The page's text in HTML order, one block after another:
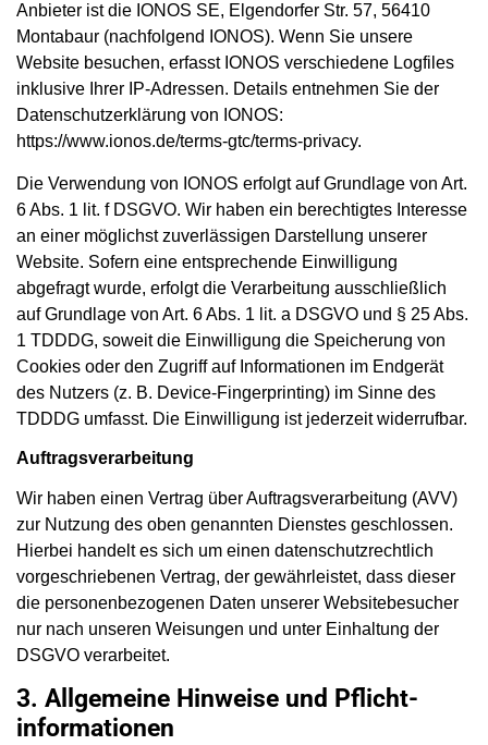
Anbieter ist die IONOS SE, Elgendorfer Str. 57, 56410
Montabaur (nachfolgend IONOS). Wenn Sie unsere
Website besuchen, erfasst IONOS verschiedene Logfiles
inklusive Ihrer IP-Adressen. Details entnehmen Sie der
Datenschutzerklärung von IONOS:
https://www.ionos.de/terms-gtc/terms-privacy.
Die Verwendung von IONOS erfolgt auf Grundlage von Art.
6 Abs. 1 lit. f DSGVO. Wir haben ein berechtigtes Interesse
an einer möglichst zuverlässigen Darstellung unserer
Website. Sofern eine entsprechende Einwilligung
abgefragt wurde, erfolgt die Verarbeitung ausschließlich
auf Grundlage von Art. 6 Abs. 1 lit. a DSGVO und § 25 Abs.
1 TDDDG, soweit die Einwilligung die Speicherung von
Cookies oder den Zugriff auf Informationen im Endgerät
des Nutzers (z. B. Device-Fingerprinting) im Sinne des
TDDDG umfasst. Die Einwilligung ist jederzeit widerrufbar.
Auftragsverarbeitung
Wir haben einen Vertrag über Auftragsverarbeitung (AVV)
zur Nutzung des oben genannten Dienstes geschlossen.
Hierbei handelt es sich um einen datenschutzrechtlich
vorgeschriebenen Vertrag, der gewährleistet, dass dieser
die personenbezogenen Daten unserer Websitebesucher
nur nach unseren Weisungen und unter Einhaltung der
DSGVO verarbeitet.
3. Allgemeine Hinweise und Pflicht­
informationen